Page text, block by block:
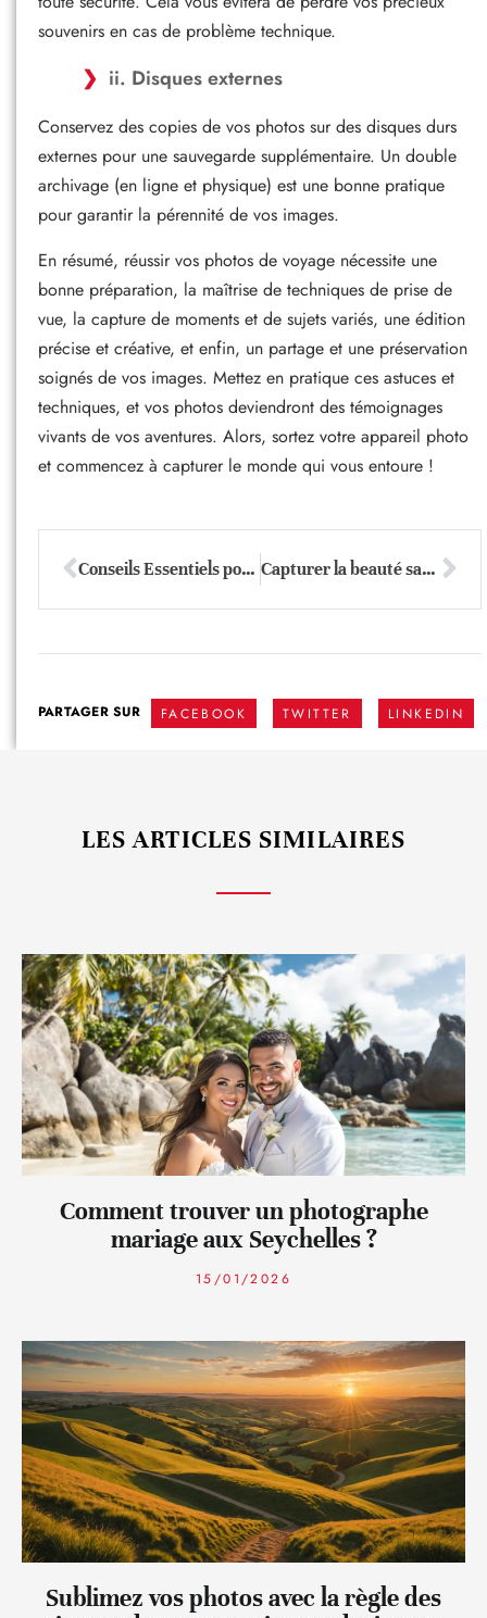
souvenirs en cas de problème technique.
ii. Disques externes
Conservez des copies de vos photos sur des disques durs
externes pour une sauvegarde supplémentaire. Un double
archivage (en ligne et physique) est une bonne pratique
pour garantir la pérennité de vos images.
En résumé, réussir vos photos de voyage nécessite une
bonne préparation, la maîtrise de techniques de prise de
vue, la capture de moments et de sujets variés, une édition
précise et créative, et enfin, un partage et une préservation
soignés de vos images. Mettez en pratique ces astuces et
techniques, et vos photos deviendront des témoignages
vivants de vos aventures. Alors, sortez votre appareil photo
et commencez à capturer le monde qui vous entoure !
Conseils Essentiels pour Réussir Vos Photos de Voyage Capturer la beauté sauvage : l’art de la photographie de la nature
PARTAGER SUR FACEBOOK TWITTER LINKEDIN
LES ARTICLES SIMILAIRES
Comment trouver un photographe
mariage aux Seychelles ?
15/01/2026
Sublimez vos photos avec la règle des